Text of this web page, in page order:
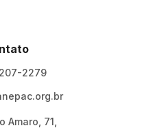
2279
Amaro, 71,